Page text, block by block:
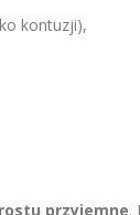
kontuzji),
przyjemne.